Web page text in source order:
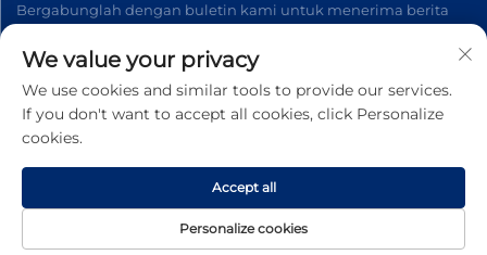
Bergabunglah dengan buletin kami untuk menerima berita
Berlangganan
Hak Cipta © 2026 Wenzhou Tyhe Motor Co.,ltd. Seluruh hak
Kebijakan Privasi
We value your privacy
We use cookies and similar tools to provide our services.
If you don't want to accept all cookies, click Personalize
cookies.
Personalize cookies
Accept all